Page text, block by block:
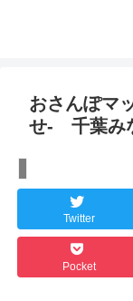
おさんぽマ
せ- 千葉み
Twitter
Pocket